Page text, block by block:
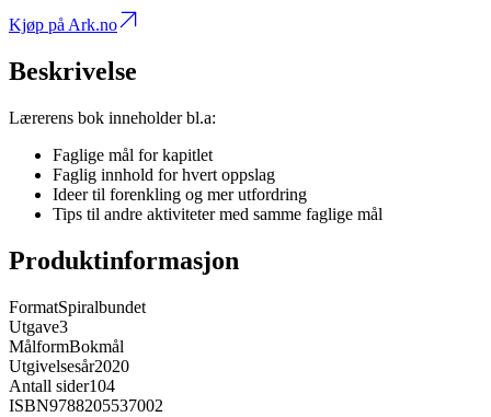
Kjøp på Ark.no
Beskrivelse
Lærerens bok inneholder bl.a:
Faglige mål for kapitlet
Faglig innhold for hvert oppslag
Ideer til forenkling og mer utfordring
Tips til andre aktiviteter med samme faglige mål
Produktinformasjon
FormatSpiralbundet
Utgave3
MålformBokmål
Utgivelsesår2020
Antall sider104
ISBN9788205537002